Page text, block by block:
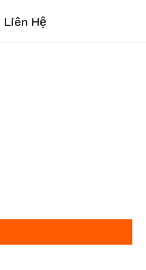
Liên Hệ